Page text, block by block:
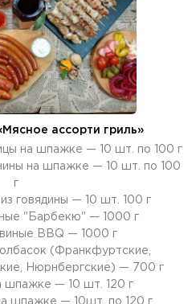
ассорти гриль»
на шпажке — 10 шт. по 100 г
на шпажке — 10 шт. по 100
г
говядины — 10 шт. 100 г
"Барбекю" — 1000 г
ВВQ — 1000 г
(Франкфуртские,
Нюрнбергские) — 700 г
шпажке — 10 шт. 120 г
шпажке — 10шт. по 120 г